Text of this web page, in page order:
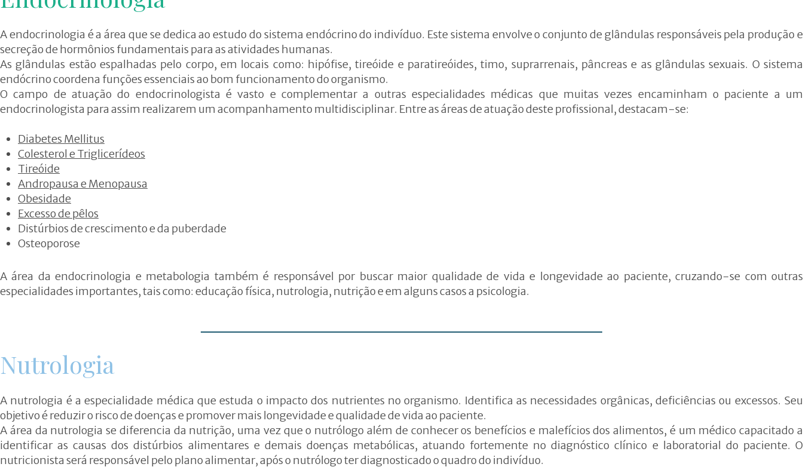
A Clínica
Neuroendocrinologia
Hirsutismo
Menopausa e
Andropausa
Alimentação no esporte
Composição corporal
Atendimento com
nutricionista
A endocrinologia é a área que se dedica ao estudo do sistema endócrino do indivíduo. Este sistema envolve o conjunto de glândulas responsáveis pela produção e
secreção de hormônios fundamentais para as atividades humanas.
As glândulas estão espalhadas pelo corpo, em locais como: hipófise, tireóide e paratireóides, timo, suprarrenais, pâncreas e as glândulas sexuais. O sistema
endócrino coordena funções essenciais ao bom funcionamento do organismo.
O campo de atuação do endocrinologista é vasto e complementar a outras especialidades médicas que muitas vezes encaminham o paciente a um
endocrinologista para assim realizarem um acompanhamento multidisciplinar. Entre as áreas de atuação deste profissional, destacam-se:
Diabetes Mellitus
Colesterol e Triglicerídeos
Tireóide
Andropausa e Menopausa
Obesidade
Excesso de pêlos
Distúrbios de crescimento e da puberdade
Osteoporose
A área da endocrinologia e metabologia também é responsável por buscar maior qualidade de vida e longevidade ao paciente, cruzando-se com outras
especialidades importantes, tais como: educação física, nutrologia, nutrição e em alguns casos a psicologia.
Nutrologia
A nutrologia é a especialidade médica que estuda o impacto dos nutrientes no organismo. Identifica as necessidades orgânicas, deficiências ou excessos. Seu
objetivo é reduzir o risco de doenças e promover mais longevidade e qualidade de vida ao paciente.
A área da nutrologia se diferencia da nutrição, uma vez que o nutrólogo além de conhecer os benefícios e malefícios dos alimentos, é um médico capacitado a
identificar as causas dos distúrbios alimentares e demais doenças metabólicas, atuando fortemente no diagnóstico clínico e laboratorial do paciente. O
nutricionista será responsável pelo plano alimentar, após o nutrólogo ter diagnosticado o quadro do indivíduo.